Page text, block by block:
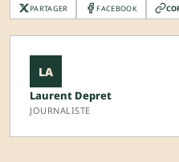
PARTAGER FACEBOOK
LA
Laurent Depret
JOURNALISTE